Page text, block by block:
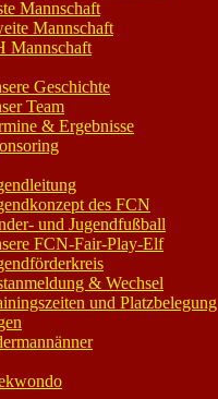
Mannschaft
Mannschaft
Mannschaft
Geschichte
Team
& Ergebnisse
des FCN
und Jugendfußball
FCN-Fair-Play-Elf
& Wechsel
und Platzbelegung